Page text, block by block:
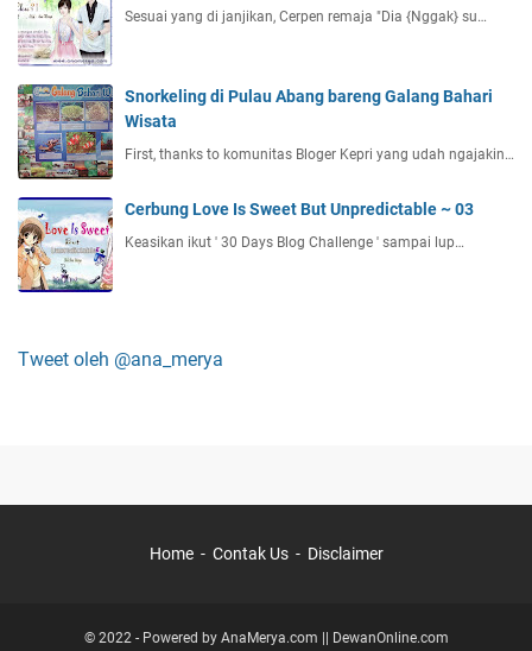
Sesuai yang di janjikan, Cerpen remaja "Dia {Nggak} su…
Snorkeling di Pulau Abang bareng Galang Bahari
Wisata
First, thanks to komunitas Bloger Kepri yang udah ngajakin…
Cerbung Love Is Sweet But Unpredictable ~ 03
Keasikan ikut ' 30 Days Blog Challenge ' sampai lup…
Tweet oleh @ana_merya
Home Contak Us Disclaimer
© 2022 - Powered by AnaMerya.com DewanOnline.com